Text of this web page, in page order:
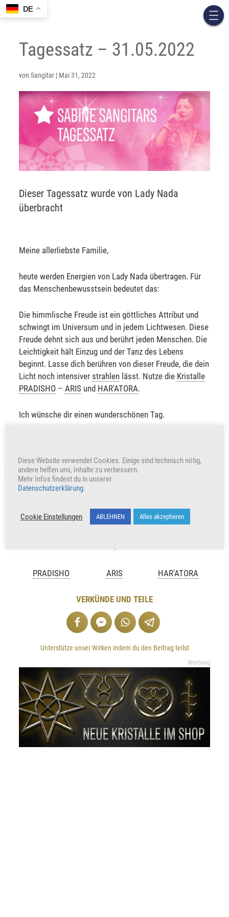
Tagessatz – 31.05.2022
vonSangitar | Mai 31, 2022
Dieser Tagessatz wurde von Lady Nada
überbracht
Meine allerliebste Familie,
heute werden Energien von Lady Nada übertragen. Für
das Menschenbewusstsein bedeutet das:
Die himmlische Freude ist ein göttliches Attribut und
schwingt im Universum und in jedem Lichtwesen. Diese
Freude dehnt sich aus und berührt jeden Menschen. Die
Leichtigkeit hält Einzug und der Tanz des Lebens
beginnt. Lasse dich berühren von dieser Freude, die dein
Licht noch intensiver strahlen lässt. Nutze die Kristalle
PRADISHO –ARIS und HAR'ATORA.
Ich wünsche dir einen wunderschönen Tag.
+268 Herzen freuen auch uns
PRADISHO ARIS HAR'ATORA
VERKÜNDE UND TEILE
Unterstütze unser Wirken indem du den Beitrag teilst
Werbung
Diese Website verwendet Cookies. Einige sind technisch nötig,
andere helfen uns, Inhalte zu verbessern.
Mehr Infos findest du in unserer
Datenschutzerklärung.
Cookie Einstellungen ABLEHNEN Alles akzeptieren
DE